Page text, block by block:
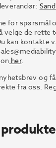
for spørsmål
velge de rette
kan kontakte
her.
og
fra oss.